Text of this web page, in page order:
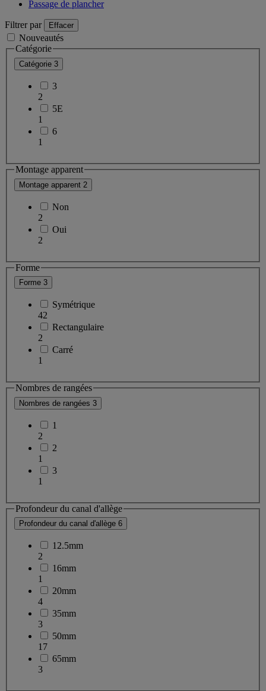
Passage de plancher
Filtrer par Effacer
Nouveautés
Catégorie
Catégorie 3
3
2
5E
1
6
1
Montage apparent
Montage apparent 2
Non
2
Oui
2
Forme
Forme 3
Symétrique
42
Rectangulaire
2
Carré
1
Nombres de rangées
Nombres de rangées 3
1
2
2
1
3
1
Profondeur du canal d'allège
Profondeur du canal d'allège 6
12.5mm
2
16mm
1
20mm
4
35mm
3
50mm
17
65mm
3